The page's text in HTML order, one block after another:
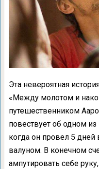
Эта невероятная
«Между молотом и
путешественником
повествует об одном
когда он провел 5
валуном. В конечном
ампутировать себе